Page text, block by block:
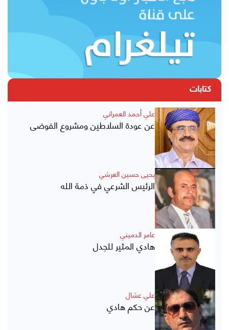
كتابات
علي أحمد العمراني
عن عودة السلاطين ومشروع الفوضى
يحيى حسين العرشي
الرئيس الشرعي في ذمة الله
عامر الدميني
هادي المثير للجدل
علي عشال
عن حكم هادي